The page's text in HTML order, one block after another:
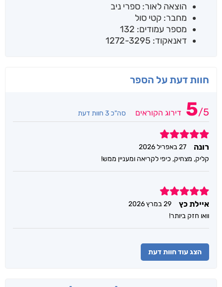
הוצאה לאור: ספרי ניב
מחבר: קטי סול
מספר עמודים: 132
דאנאקוד: 1272-3295
חוות דעת על הספר
5/5 דירוג הקוראים סה"כ 3 חוות דעת
5
רונה
27 באפריל 2026
קליק, מצחיק, כיפי לקריאה ומעניין ממש!
5
איילת כץ
29 במרץ 2026
וואו חזק ביותר!
הצג עוד חוות דעת